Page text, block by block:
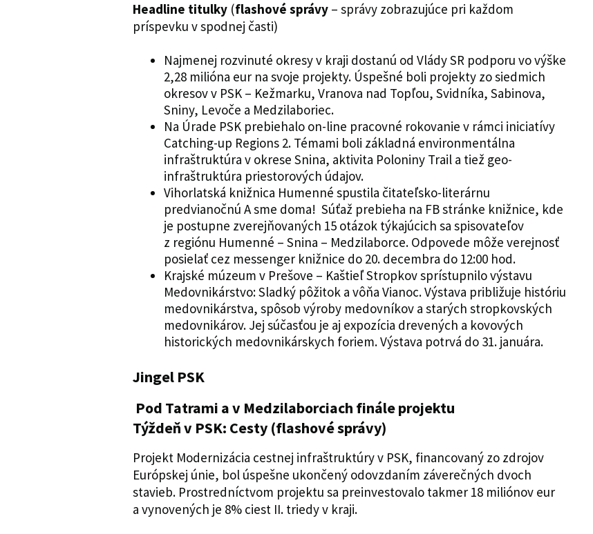
Headline titulky (flashové správy – správy zobrazujúce pri každom
príspevku v spodnej časti)
Najmenej rozvinuté okresy v kraji dostanú od Vlády SR podporu vo výške
2,28 milióna eur na svoje projekty. Úspešné boli projekty zo siedmich
okresov v PSK – Kežmarku, Vranova nad Topľou, Svidníka, Sabinova,
Sniny, Levoče a Medzilaboriec.
Na Úrade PSK prebiehalo on-line pracovné rokovanie v rámci iniciatívy
Catching-up Regions 2. Témami boli základná environmentálna
infraštruktúra v okrese Snina, aktivita Poloniny Trail a tiež geo-
infraštruktúra priestorových údajov.
Vihorlatská knižnica Humenné spustila čitateľsko-literárnu
predvianočnú A sme doma! Súťaž prebieha na FB stránke knižnice, kde
je postupne zverejňovaných 15 otázok týkajúcich sa spisovateľov
z regiónu Humenné – Snina – Medzilaborce. Odpovede môže verejnosť
posielať cez messenger knižnice do 20. decembra do 12:00 hod.
Krajské múzeum v Prešove – Kaštieľ Stropkov sprístupnilo výstavu
Medovnikárstvo: Sladký pôžitok a vôňa Vianoc. Výstava približuje históriu
medovnikárstva, spôsob výroby medovníkov a starých stropkovských
medovnikárov. Jej súčasťou je aj expozícia drevených a kovových
historických medovnikárskych foriem. Výstava potrvá do 31. januára.
Jingel PSK
Pod Tatrami a v Medzilaborciach finále projektu
Týždeň v PSK: Cesty (flashové správy)
Projekt Modernizácia cestnej infraštruktúry v PSK, financovaný zo zdrojov
Európskej únie, bol úspešne ukončený odovzdaním záverečných dvoch
stavieb. Prostredníctvom projektu sa preinvestovalo takmer 18 miliónov eur
a vynovených je 8% ciest II. triedy v kraji.